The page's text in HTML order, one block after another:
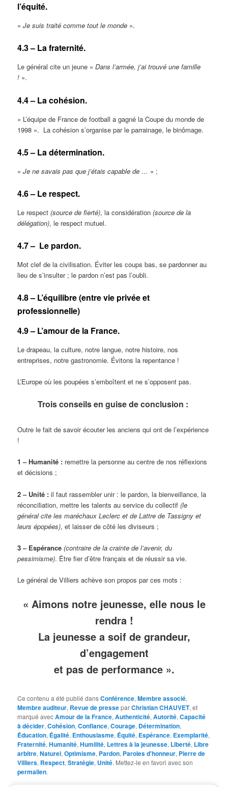
l’équité.
«Je suis traité comme tout le monde ».
4.3 – La fraternité.
Le général cite un jeune «Dans l’armée, j’ai trouvé une famille
! ».
4.4 – La cohésion.
« L’équipe de France de football a gagné la Coupe du monde de
1998 ». La cohésion s’organise par le parrainage, le binômage.
4.5 – La détermination.
«Je ne savais pas que j’étais capable de … » ;
4.6 – Le respect.
Le respect(source de fierté), la considération(source de la
délégation), le respect mutuel.
4.7 – Le pardon.
Mot clef de la civilisation. Éviter les coups bas, se pardonner au
lieu de s’insulter ; le pardon n’est pas l’oubli.
4.8 – L’équilibre (entre vie privée et
professionnelle)
4.9 – L’amour de la France.
Le drapeau, la culture, notre langue, notre histoire, nos
entreprises, notre gastronomie. Évitons la repentance !
L’Europe où les poupées s’emboîtent et ne s’opposent pas.
Trois conseils en guise de conclusion :
Outre le fait de savoir écouter les anciens qui ont de l’expérience
!
1 ‒ Humanité : remettre la personne au centre de nos réflexions
et décisions ;
2 ‒ Unité : il faut rassembler unir : le pardon, la bienveillance, la
réconciliation, mettre les talents au service du collectif(le
général cite les maréchaux Leclerc et de Lattre de Tassigny et
leurs épopées), et laisser de côté les diviseurs ;
3 ‒ Espérance (contraire de la crainte de l’avenir, du
pessimisme). Être fier d’être français et de réussir sa vie.
Le général de Villiers achève son propos par ces mots :
« Aimons notre jeunesse, elle nous le
rendra !
La jeunesse a soif de grandeur,
d’engagement
et pas de performance ».
Ce contenu a été publié dansConférence,Membre associé,
Membre auditeur, Revue de presseparChristian CHAUVET, et
marqué avecAmour de la France,Authenticité,Autorité,Capacité
à décider,Cohésion,Confiance,Courage, Détermination,
Éducation, Égalité, Enthousiasme, Équité, Espérance, Exemplarité,
Fraternité,Humanité,Humilité, Lettres à la jeunesse, Liberté, Libre
arbitre,Naturel,Optimisme, Pardon, Paroles d'honneur, Pierre de
Villiers, Respect,Stratégie, Unité. Mettez-le en favori avec son
permalien.